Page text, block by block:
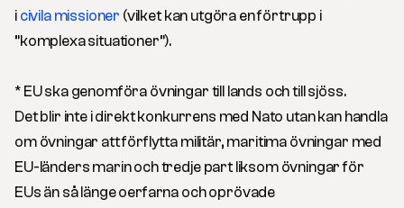
icivila missioner (vilket kan utgöra en förtrupp i
”komplexa situationer”).
* EU ska genomföra övningar till lands och till sjöss.
Det blir inte i direkt konkurrens med Nato utan kan handla
om övningar att förflytta militär, maritima övningar med
EU-länders marin och tredje part liksom övningar för
EUs än så länge oerfarna och oprövade